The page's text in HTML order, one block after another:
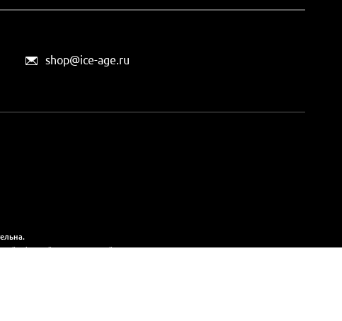
shop@ice-age.ru
офертой, определяемой